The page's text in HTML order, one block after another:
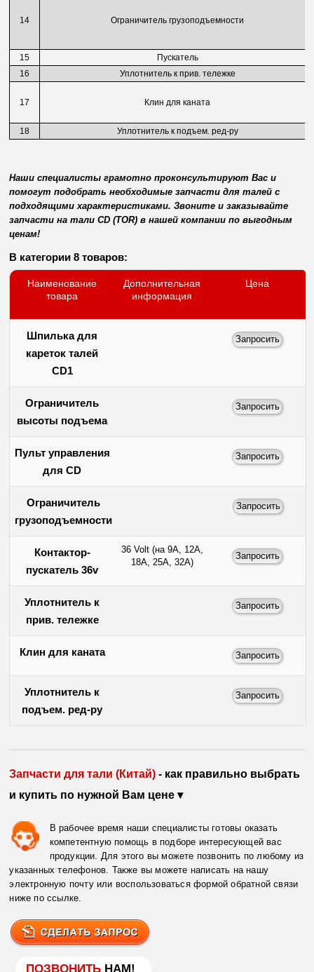
14 Ограничитель грузоподъемности
15
Пускатель
16
Уплотнитель к прив. тележке
17 Клин для каната
18 Уплотнитель к подъем. ред-ру
Наши специалисты грамотно проконсультируют Вас и
помогут подобрать необходимые запчасти для талей с
подходящими характеристиками. Звоните и заказывайте
запчасти на тали CD (TOR) в нашей компании по выгодным
ценам!
В категории 8 товаров:
Наименование
товара
Дополнительная
информация
Цена
Шпилька для
кареток талей
CD1
Ограничитель
высоты подъема
Пульт управления
для CD
Ограничитель
грузоподъемности
Контактор-
пускатель 36v
36 Volt (на 9А, 12А,
18А, 25А, 32А)
Уплотнитель к
прив. тележке
Клин для каната
Уплотнитель к
подъем. ред-ру
Запчасти для тали (Китай) - как правильно выбрать
и купить по нужной Вам цене ▾
В рабочее время наши специалисты готовы оказать
компетентную помощь в подборе интересующей вас
продукции. Для этого вы можете позвонить по любому из
указанных телефонов. Также вы можете написать на нашу
электронную почту или воспользоваться формой обратной связи
ниже по ссылке.
ПОЗВОНИТЬ НАМ!